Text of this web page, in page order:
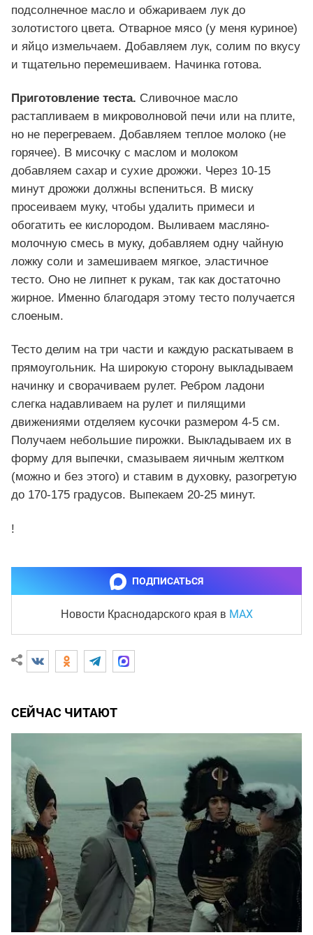
подсолнечное масло и обжариваем лук до
золотистого цвета. Отварное мясо (у меня куриное)
и яйцо измельчаем. Добавляем лук, солим по вкусу
и тщательно перемешиваем. Начинка готова.
Приготовление теста. Сливочное масло
растапливаем в микроволновой печи или на плите,
но не перегреваем. Добавляем теплое молоко (не
горячее). В мисочку с маслом и молоком
добавляем сахар и сухие дрожжи. Через 10-15
минут дрожжи должны вспениться. В миску
просеиваем муку, чтобы удалить примеси и
обогатить ее кислородом. Выливаем масляно-
молочную смесь в муку, добавляем одну чайную
ложку соли и замешиваем мягкое, эластичное
тесто. Оно не липнет к рукам, так как достаточно
жирное. Именно благодаря этому тесто получается
слоеным.
Тесто делим на три части и каждую раскатываем в
прямоугольник. На широкую сторону выкладываем
начинку и сворачиваем рулет. Ребром ладони
слегка надавливаем на рулет и пилящими
движениями отделяем кусочки размером 4-5 см.
Получаем небольшие пирожки. Выкладываем их в
форму для выпечки, смазываем яичным желтком
(можно и без этого) и ставим в духовку, разогретую
до 170-175 градусов. Выпекаем 20-25 минут.
!
ПОДПИСАТЬСЯ
Новости Краснодарского края в MAX
СЕЙЧАС ЧИТАЮТ